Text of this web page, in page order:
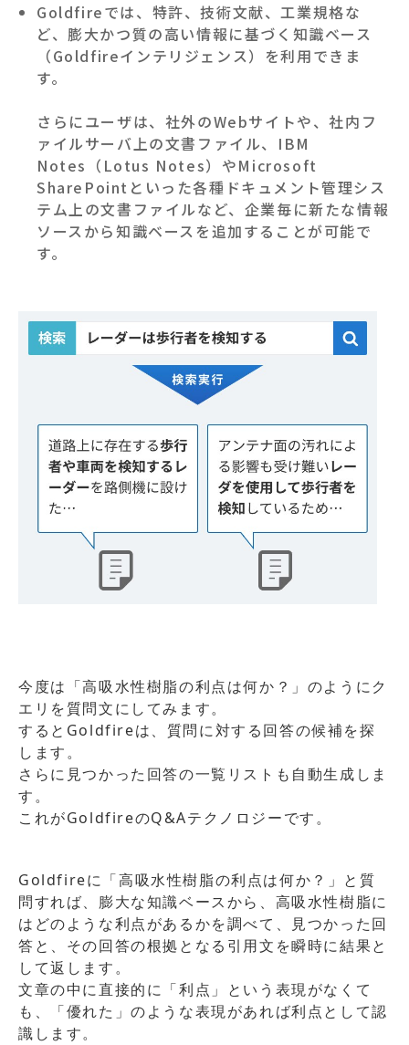
Goldfireでは、特許、技術文献、工業規格な
ど、膨大かつ質の高い情報に基づく知識ベース
（Goldfireインテリジェンス）を利用できま
す。
​​​​​​​さらにユーザは、社外のWebサイトや、社内フ
ァイルサーバ上の文書ファイル、IBM
Notes（Lotus Notes）やMicrosoft
SharePointといった各種ドキュメント管理シス
テム上の文書ファイルなど、企業毎に新たな情報
ソースから知識ベースを追加することが可能で
す。
今度は「高吸水性樹脂の利点は何か？」のようにク
エリを質問文にしてみます。
するとGoldfireは、質問に対する回答の候補を探
します。
さらに見つかった回答の一覧リストも自動生成しま
す。
これがGoldfireのQ&Aテクノロジーです。
Goldfireに「高吸水性樹脂の利点は何か？」と質
問すれば、膨大な知識ベースから、高吸水性樹脂に
はどのような利点があるかを調べて、見つかった回
答と、その回答の根拠となる引用文を瞬時に結果と
して返します。
文章の中に直接的に「利点」という表現がなくて
も、「優れた」のような表現があれば利点として認
識します。